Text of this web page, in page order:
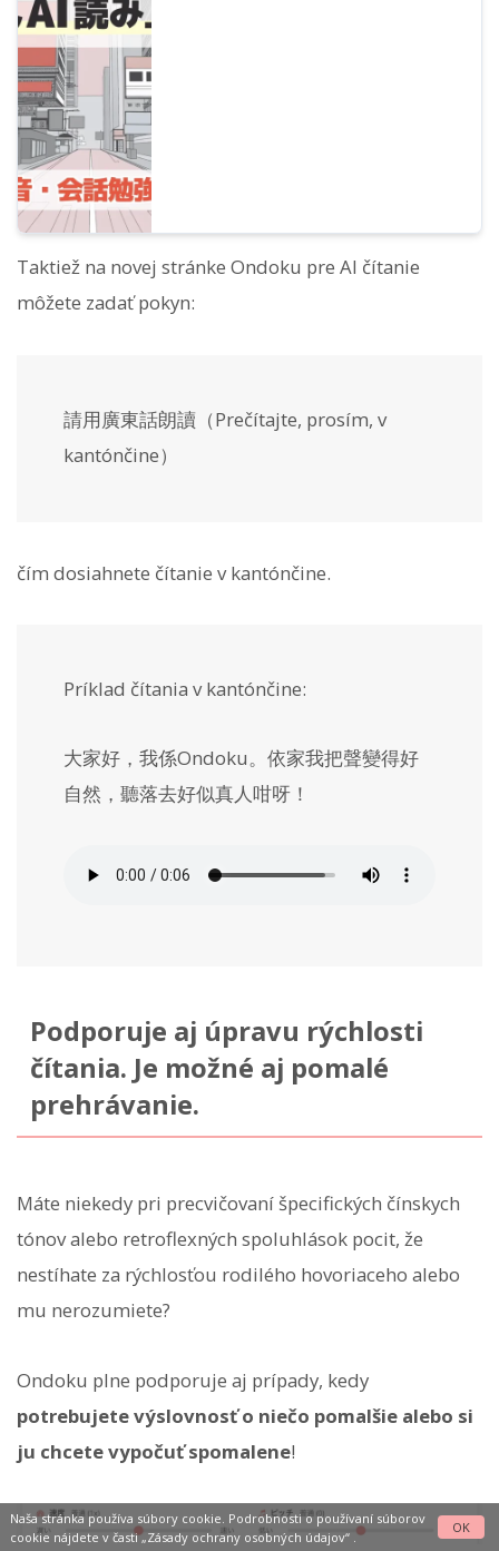
Taktiež na novej stránke Ondoku pre AI čítanie
môžete zadať pokyn:
請用廣東話朗讀（Prečítajte, prosím, v
kantónčine）
čím dosiahnete čítanie v kantónčine.
Príklad čítania v kantónčine:
大家好，我係Ondoku。依家我把聲變得好
自然，聽落去好似真人咁呀！
Podporuje aj úpravu rýchlosti
čítania. Je možné aj pomalé
prehrávanie.
Máte niekedy pri precvičovaní špecifických čínskych
tónov alebo retroflexných spoluhlások pocit, že
nestíhate za rýchlosťou rodilého hovoriaceho alebo
mu nerozumiete?
Ondoku plne podporuje aj prípady, kedy
potrebujete výslovnosť o niečo pomalšie alebo si
ju chcete vypočuť spomalene!
Naša stránka používa súbory cookie. Podrobnosti o používaní súborov
cookie nájdete v časti„Zásady ochrany osobných údajov“.
OK